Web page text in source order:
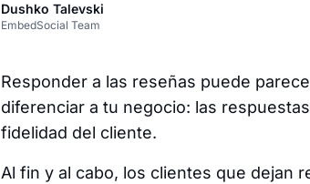
Dushko Talevski
EmbedSocial Team
Responder a las reseñas puede
diferenciar a tu negocio: las
fidelidad del cliente.
Al fin y al cabo, los clientes que dejan